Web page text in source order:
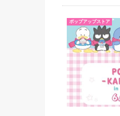
ポップアップストア